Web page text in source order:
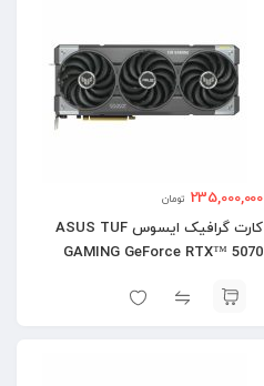
235,000,000 تومان
کارت گرافیک ایسوس ASUS TUF
GAMING GeForce RTX™ 5070